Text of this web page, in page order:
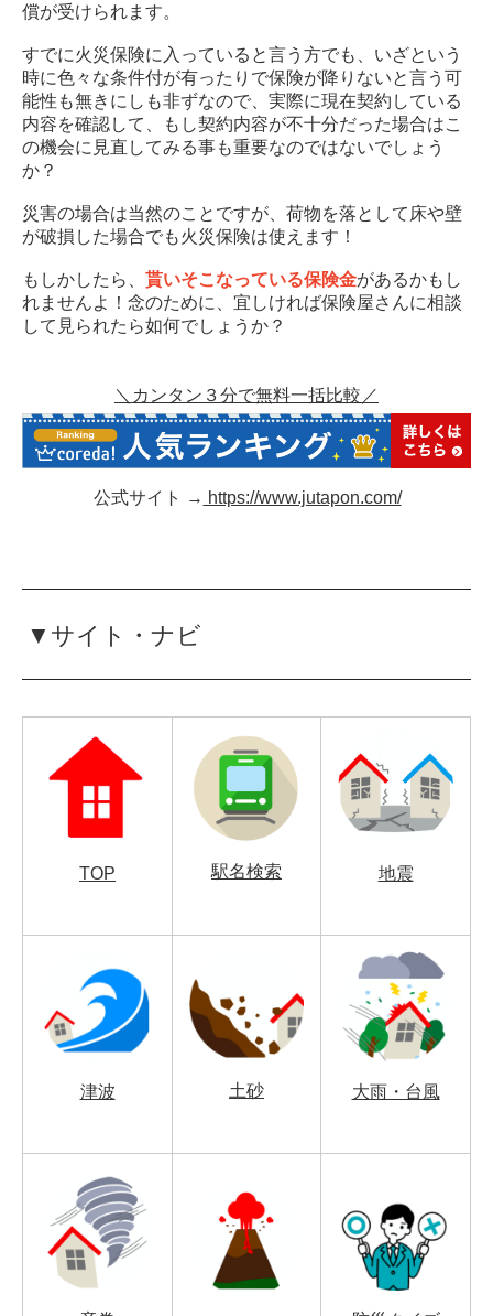
償が受けられます。
すでに火災保険に入っていると言う方でも、いざという
時に色々な条件付が有ったりで保険が降りないと言う可
能性も無きにしも非ずなので、実際に現在契約している
内容を確認して、もし契約内容が不十分だった場合はこ
の機会に見直してみる事も重要なのではないでしょう
か？
災害の場合は当然のことですが、荷物を落として床や壁
が破損した場合でも火災保険は使えます！
もしかしたら、 貰いそこなっている保険金があるかもし
れませんよ！念のために、宜しければ保険屋さんに相談
して見られたら如何でしょうか？
＼カンタン３分で無料一括比較／
公式サイト → https://www.jutapon.com/
▼サイト・ナビ
TOP 駅名検索 地震
津波 土砂 大雨・台風